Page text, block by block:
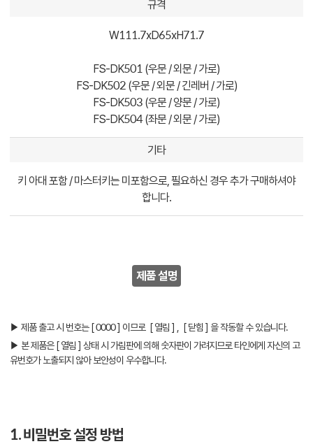
규격
W111.7xD65xH71.7
FS-DK501 (우문 / 외문 / 가로)
FS-DK502 (우문 / 외문 / 긴레버 / 가로)
FS-DK503 (우문 / 양문 / 가로)
FS-DK504 (좌문 / 외문 / 가로)
기타
키 아대 포함 / 마스터키는 미포함으로, 필요하신 경우 추가 구매하셔야
합니다.
제품 설명
▶ 제품 출고 시 번호는 [ 0000 ] 이므로 [ 열림 ] , [ 닫힘 ] 을 작동할 수 있습니다.
▶ 본 제품은 [ 열림 ] 상태 시 가림판에 의해 숫자판이 가려지므로 타인에게 자신의 고
유번호가 노출되지 않아 보안성이 우수합니다.
1. 비밀번호 설정 방법